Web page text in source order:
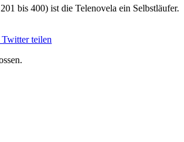
bis 400) ist die Telenovela ein Selbstläufer.